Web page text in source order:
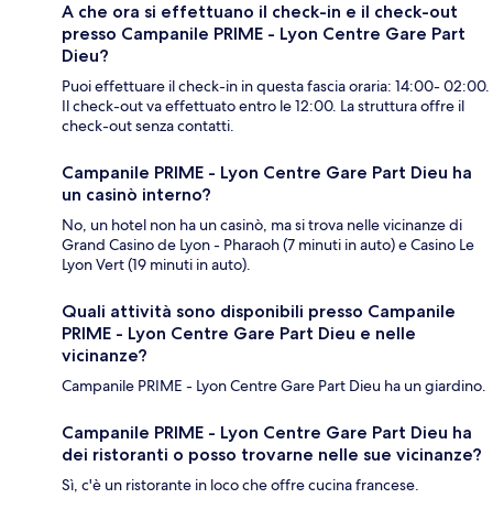
A che ora si effettuano il check-in e il check-out
presso Campanile PRIME - Lyon Centre Gare Part
Dieu?
Puoi effettuare il check-in in questa fascia oraria: 14:00- 02:00.
Il check-out va effettuato entro le 12:00. La struttura offre il
check-out senza contatti.
Campanile PRIME - Lyon Centre Gare Part Dieu ha
un casinò interno?
No, un hotel non ha un casinò, ma si trova nelle vicinanze di
Grand Casino de Lyon - Pharaoh (7 minuti in auto) e Casino Le
Lyon Vert (19 minuti in auto).
Quali attività sono disponibili presso Campanile
PRIME - Lyon Centre Gare Part Dieu e nelle
vicinanze?
Campanile PRIME - Lyon Centre Gare Part Dieu ha un giardino.
Campanile PRIME - Lyon Centre Gare Part Dieu ha
dei ristoranti o posso trovarne nelle sue vicinanze?
Sì, c'è un ristorante in loco che offre cucina francese.